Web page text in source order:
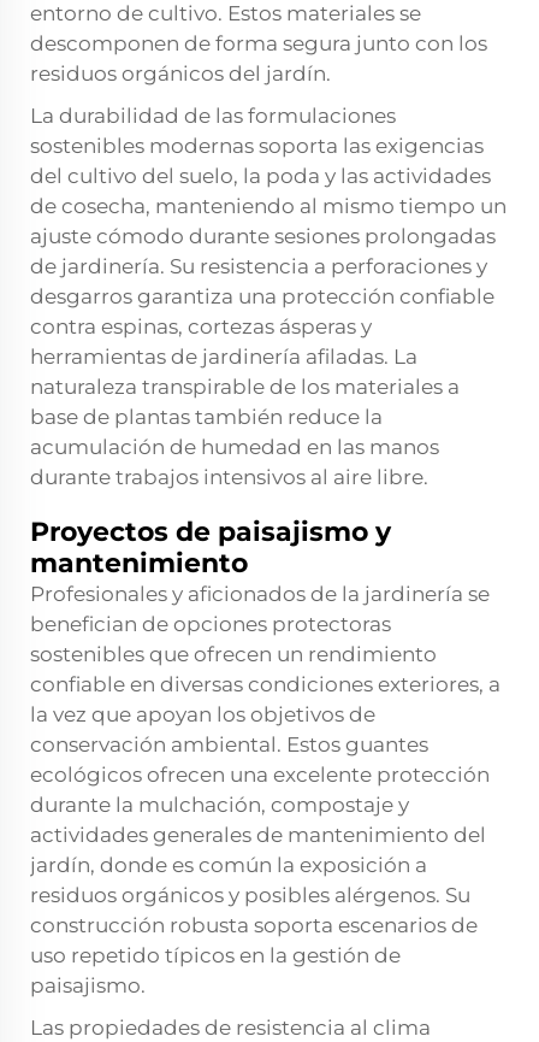
entorno de cultivo. Estos materiales se
descomponen de forma segura junto con los
residuos orgánicos del jardín.
La durabilidad de las formulaciones
sostenibles modernas soporta las exigencias
del cultivo del suelo, la poda y las actividades
de cosecha, manteniendo al mismo tiempo un
ajuste cómodo durante sesiones prolongadas
de jardinería. Su resistencia a perforaciones y
desgarros garantiza una protección confiable
contra espinas, cortezas ásperas y
herramientas de jardinería afiladas. La
naturaleza transpirable de los materiales a
base de plantas también reduce la
acumulación de humedad en las manos
durante trabajos intensivos al aire libre.
Proyectos de paisajismo y
mantenimiento
Profesionales y aficionados de la jardinería se
benefician de opciones protectoras
sostenibles que ofrecen un rendimiento
confiable en diversas condiciones exteriores, a
la vez que apoyan los objetivos de
conservación ambiental. Estos guantes
ecológicos ofrecen una excelente protección
durante la mulchación, compostaje y
actividades generales de mantenimiento del
jardín, donde es común la exposición a
residuos orgánicos y posibles alérgenos. Su
construcción robusta soporta escenarios de
uso repetido típicos en la gestión de
paisajismo.
Las propiedades de resistencia al clima